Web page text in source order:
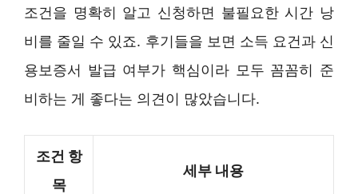
조건을 명확히 알고 신청하면 불필요한 시간 낭
비를 줄일 수 있죠. 후기들을 보면 소득 요건과 신
용보증서 발급 여부가 핵심이라 모두 꼼꼼히 준
비하는 게 좋다는 의견이 많았습니다.
조건 항
목
세부 내용